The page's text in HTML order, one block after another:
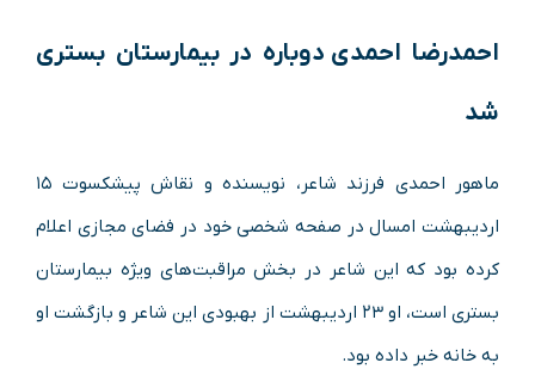
احمدرضا احمدی دوباره در بیمارستان بستری
شد
ماهور احمدی فرزند شاعر، نویسنده و نقاش پیشکسوت ۱۵
اردیبهشت امسال در صفحه شخصی خود در فضای مجازی اعلام
کرده بود که این شاعر در بخش مراقبت‌های ویژه بیمارستان
بستری است، او ۲۳ اردیبهشت از بهبودی این شاعر و بازگشت او
به خانه خبر داده بود.